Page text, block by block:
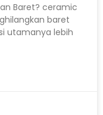
Baret? ceramic
baret
utamanya lebih